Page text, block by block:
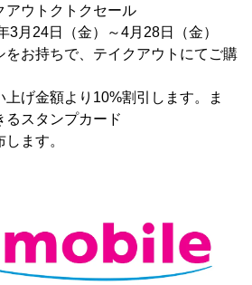
トクトクセール
24日（金）～4月28日（金）
持ちで、テイクアウトにてご購
より10%割引します。ま
るスタンプカード
。